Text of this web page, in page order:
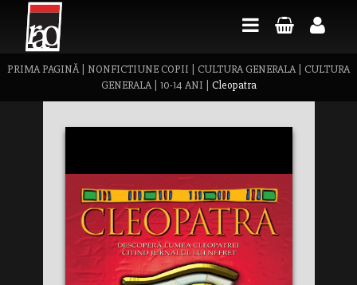
PRIMA PAGINĂ| NONFICTIUNE COPII CULTURA GENERALA| CULTURA
GENERALA| 10-14 ANI Cleopatra